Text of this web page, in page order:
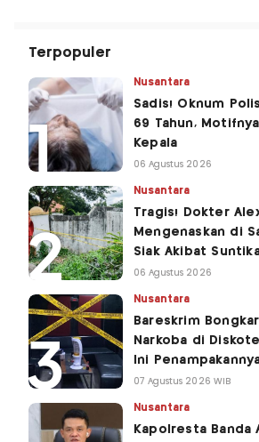
Terpopuler
Nusantara
Sadis! Oknum
69 Tahun,
Kepala
06 Agustus 2026
Nusantara
Tragis! Dokter
Mengenaskan di
Siak Akibat
06 Agustus 2026
Nusantara
Bareskrim
Narkoba di
Ini
07 Agustus 2026 WIB
Nusantara
Kapolresta Banda